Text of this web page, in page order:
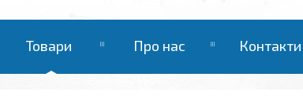
Товари Про нас Контакти